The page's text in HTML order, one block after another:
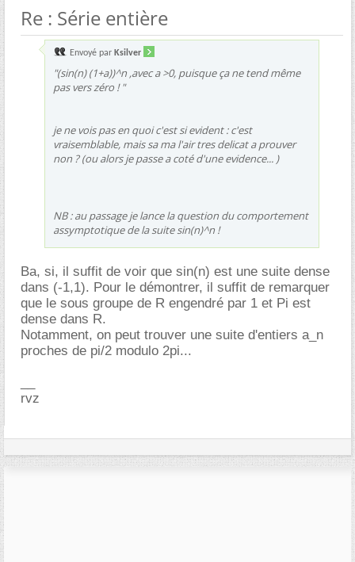
Re : Série entière
Envoyé par Ksilver
"(sin(n) (1+a))^n ,avec a >0, puisque ça ne tend même
pas vers zéro ! "
je ne vois pas en quoi c'est si evident : c'est
vraisemblable, mais sa ma l'air tres delicat a prouver
non ? (ou alors je passe a coté d'une evidence... )
NB : au passage je lance la question du comportement
assymptotique de la suite sin(n)^n !
Ba, si, il suffit de voir que sin(n) est une suite dense
dans (-1,1). Pour le démontrer, il suffit de remarquer
que le sous groupe de R engendré par 1 et Pi est
dense dans R.
Notamment, on peut trouver une suite d'entiers a_n
proches de pi/2 modulo 2pi...
rvz